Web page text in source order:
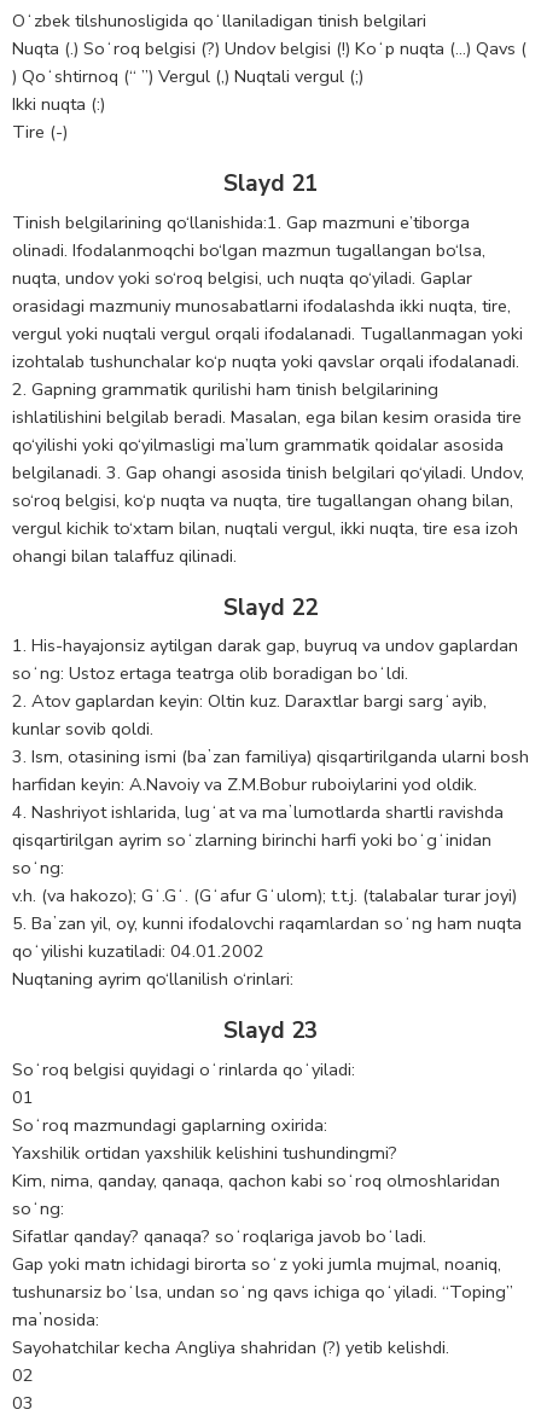
Oʻzbek tilshunosligida qoʻllaniladigan tinish belgilari
Nuqta (.) Soʻroq belgisi (?) Undov belgisi (!) Koʻp nuqta (…) Qavs (
) Qoʻshtirnoq (“ ”) Vergul (,) Nuqtali vergul (;)
Ikki nuqta (:)
Tire (-)
Slayd 21
Tinish belgilarining qo‘llanishida:1. Gap mazmuni e’tiborga
olinadi. Ifodalanmoqchi bo‘lgan mazmun tugallangan bo‘lsa,
nuqta, undov yoki so‘roq belgisi, uch nuqta qo‘yiladi. Gaplar
orasidagi mazmuniy munosabatlarni ifodalashda ikki nuqta, tire,
vergul yoki nuqtali vergul orqali ifodalanadi. Tugallanmagan yoki
izohtalab tushunchalar ko‘p nuqta yoki qavslar orqali ifodalanadi.
2. Gapning grammatik qurilishi ham tinish belgilarining
ishlatilishini belgilab beradi. Masalan, ega bilan kesim orasida tire
qo‘yilishi yoki qo‘yilmasligi ma’lum grammatik qoidalar asosida
belgilanadi. 3. Gap ohangi asosida tinish belgilari qo‘yiladi. Undov,
so‘roq belgisi, ko‘p nuqta va nuqta, tire tugallangan ohang bilan,
vergul kichik to‘xtam bilan, nuqtali vergul, ikki nuqta, tire esa izoh
ohangi bilan talaffuz qilinadi.
Slayd 22
1. His-hayajonsiz aytilgan darak gap, buyruq va undov gaplardan
soʻng: Ustoz ertaga teatrga olib boradigan boʻldi.
2. Atov gaplardan keyin: Oltin kuz. Daraxtlar bargi sargʻayib,
kunlar sovib qoldi.
3. Ism, otasining ismi (baʼzan familiya) qisqartirilganda ularni bosh
harfidan keyin: A.Navoiy va Z.M.Bobur ruboiylarini yod oldik.
4. Nashriyot ishlarida, lugʻat va maʼlumotlarda shartli ravishda
qisqartirilgan ayrim soʻzlarning birinchi harfi yoki boʻgʻinidan
soʻng:
v.h. (va hakozo); Gʻ.Gʻ. (Gʻafur Gʻulom); t.t.j. (talabalar turar joyi)
5. Baʼzan yil, oy, kunni ifodalovchi raqamlardan soʻng ham nuqta
qoʻyilishi kuzatiladi: 04.01.2002
Nuqtaning ayrim qo‘llanilish o‘rinlari:
Slayd 23
Soʻroq belgisi quyidagi oʻrinlarda qoʻyiladi:
01
Soʻroq mazmundagi gaplarning oxirida:
Yaxshilik ortidan yaxshilik kelishini tushundingmi?
Kim, nima, qanday, qanaqa, qachon kabi soʻroq olmoshlaridan
soʻng:
Sifatlar qanday? qanaqa? soʻroqlariga javob boʻladi.
Gap yoki matn ichidagi birorta soʻz yoki jumla mujmal, noaniq,
tushunarsiz boʻlsa, undan soʻng qavs ichiga qoʻyiladi. “Toping”
maʼnosida:
Sayohatchilar kecha Angliya shahridan (?) yetib kelishdi.
02
03